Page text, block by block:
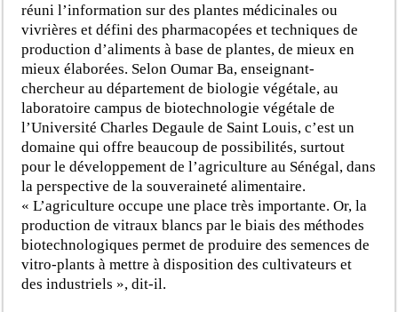
réuni l’information sur des plantes médicinales ou
vivrières et défini des pharmacopées et techniques de
production d’aliments à base de plantes, de mieux en
mieux élaborées. Selon Oumar Ba, enseignant-
chercheur au département de biologie végétale, au
laboratoire campus de biotechnologie végétale de
l’Université Charles Degaule de Saint Louis, c’est un
domaine qui offre beaucoup de possibilités, surtout
pour le développement de l’agriculture au Sénégal, dans
la perspective de la souveraineté alimentaire.
« L’agriculture occupe une place très importante. Or, la
production de vitraux blancs par le biais des méthodes
biotechnologiques permet de produire des semences de
vitro-plants à mettre à disposition des cultivateurs et
des industriels », dit-il.